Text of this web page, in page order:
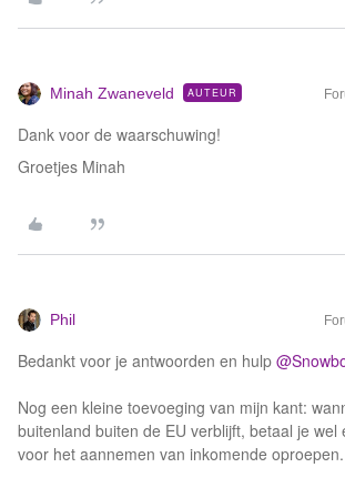
Minah Zwaneveld AUTEUR
Dank voor de waarschuwing!
Groetjes Minah
Phil
Bedankt voor je antwoorden en hulp
Nog een kleine toevoeging van mijn kant:
buitenland buiten de EU verblijft, betaal je wel
voor het aannemen van inkomende oproepen.